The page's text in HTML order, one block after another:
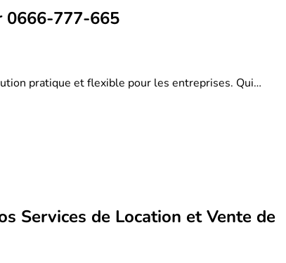
0666-777-665
pratique et flexible pour les entreprises. Qui…
Services de Location et Vente de